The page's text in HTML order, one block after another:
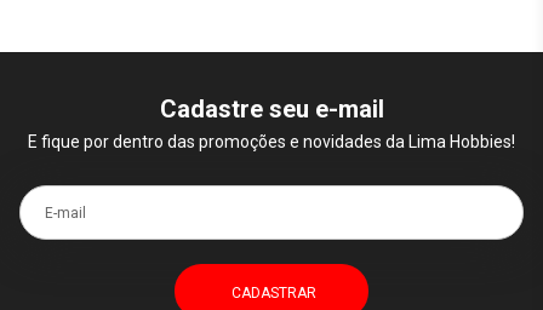
Cadastre seu e-mail
E fique por dentro das promoções e novidades da Lima Hobbies!
E-mail